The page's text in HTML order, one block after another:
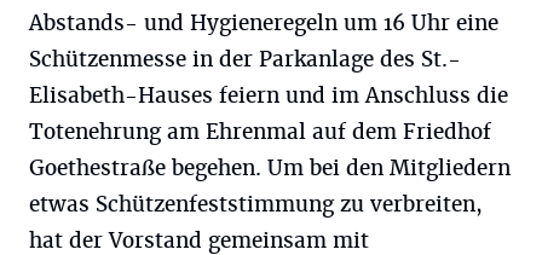
Abstands- und Hygieneregeln um 16 Uhr eine
Schützenmesse in der Parkanlage des St.-
Elisabeth-Hauses feiern und im Anschluss die
Totenehrung am Ehrenmal auf dem Friedhof
Goethestraße begehen. Um bei den Mitgliedern
etwas Schützenfeststimmung zu verbreiten,
hat der Vorstand gemeinsam mit